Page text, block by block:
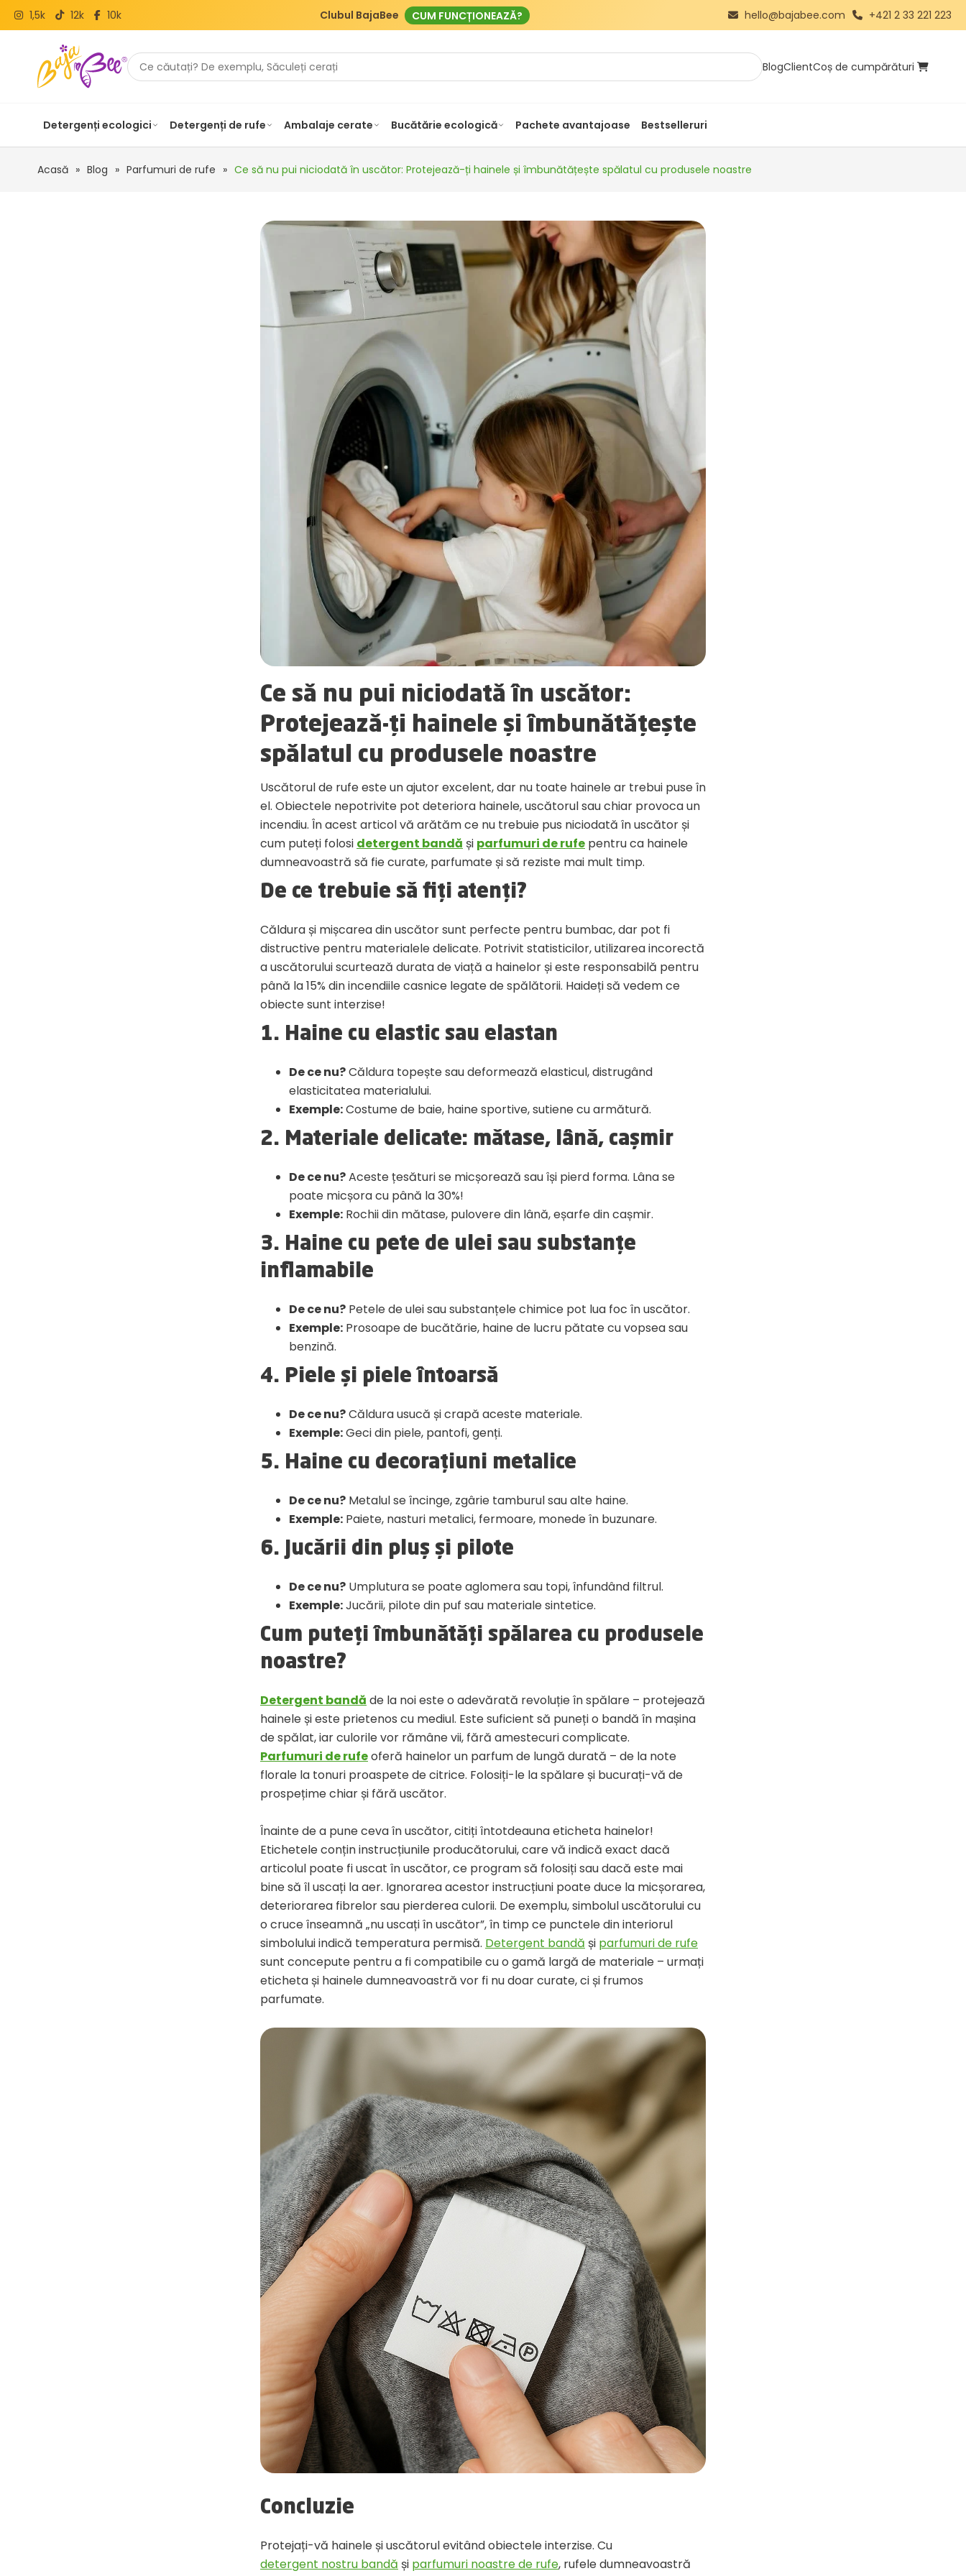
1,5k 12k 10k Clubul BajaBee CUM FUNCȚIONEAZĂ? hello@bajabee.com +421 2 33 221 223
BlogClientCoș de cumpărături
Detergenți ecologici Detergenți de rufe Ambalaje cerate Bucătărie ecologică Pachete avantajoase Bestselleruri
Acasă » Blog » Parfumuri de rufe » Ce să nu pui niciodată în uscător: Protejează-ți hainele și îmbunătățește spălatul cu produsele noastre
Ce să nu pui niciodată în uscător:
Protejează-ți hainele și îmbunătățește
spălatul cu produsele noastre
Uscătorul de rufe este un ajutor excelent, dar nu toate hainele ar trebui puse în
el. Obiectele nepotrivite pot deteriora hainele, uscătorul sau chiar provoca un
incendiu. În acest articol vă arătăm ce nu trebuie pus niciodată în uscător și
cum puteți folosi detergent bandă și parfumuri de rufe pentru ca hainele
dumneavoastră să fie curate, parfumate și să reziste mai mult timp.
De ce trebuie să fiți atenți?
Căldura și mișcarea din uscător sunt perfecte pentru bumbac, dar pot fi
distructive pentru materialele delicate. Potrivit statisticilor, utilizarea incorectă
a uscătorului scurtează durata de viață a hainelor și este responsabilă pentru
până la 15% din incendiile casnice legate de spălătorii. Haideți să vedem ce
obiecte sunt interzise!
1. Haine cu elastic sau elastan
De ce nu?Căldura topește sau deformează elasticul, distrugând
elasticitatea materialului.
Exemple:Costume de baie, haine sportive, sutiene cu armătură.
2. Materiale delicate: mătase, lână, cașmir
De ce nu?Aceste țesături se micșorează sau își pierd forma. Lâna se
poate micșora cu până la 30%!
Exemple: Rochii din mătase, pulovere din lână, eșarfe din cașmir.
3. Haine cu pete de ulei sau substanțe
inflamabile
De ce nu? Petele de ulei sau substanțele chimice pot lua foc în uscător.
Exemple: Prosoape de bucătărie, haine de lucru pătate cu vopsea sau
benzină.
4. Piele și piele întoarsă
De ce nu?Căldura usucă și crapă aceste materiale.
Exemple:Geci din piele, pantofi, genți.
5. Haine cu decorațiuni metalice
De ce nu? Metalul se încinge, zgârie tamburul sau alte haine.
Exemple: Paiete, nasturi metalici, fermoare, monede în buzunare.
6. Jucării din pluș și pilote
De ce nu? Umplutura se poate aglomera sau topi, înfundând filtrul.
Exemple:Jucării, pilote din puf sau materiale sintetice.
Cum puteți îmbunătăți spălarea cu produsele
noastre?
Detergent bandă de la noi este o adevărată revoluție în spălare – protejează
hainele și este prietenos cu mediul. Este suficient să puneți o bandă în mașina
de spălat, iar culorile vor rămâne vii, fără amestecuri complicate.
Parfumuri de rufeoferă hainelor un parfum de lungă durată – de la note
florale la tonuri proaspete de citrice. Folosiți-le la spălare și bucurați-vă de
prospețime chiar și fără uscător.
Înainte de a pune ceva în uscător, citiți întotdeauna eticheta hainelor!
Etichetele conțin instrucțiunile producătorului, care vă indică exact dacă
articolul poate fi uscat în uscător, ce program să folosiți sau dacă este mai
bine să îl uscați la aer. Ignorarea acestor instrucțiuni poate duce la micșorarea,
deteriorarea fibrelor sau pierderea culorii. De exemplu, simbolul uscătorului cu
o cruce înseamnă „nu uscați în uscător”, în timp ce punctele din interiorul
simbolului indică temperatura permisă. Detergent bandă și parfumuri de rufe
sunt concepute pentru a fi compatibile cu o gamă largă de materiale – urmați
eticheta și hainele dumneavoastră vor fi nu doar curate, ci și frumos
parfumate.
Concluzie
Protejați-vă hainele și uscătorul evitând obiectele interzise. Cu
detergent nostru bandă și parfumuri noastre de rufe, rufele dumneavoastră